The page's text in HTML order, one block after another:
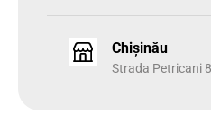
Chișinău
Strada Petricani